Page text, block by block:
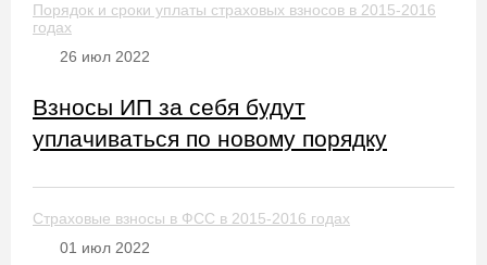
Порядок и сроки уплаты страховых взносов в 2015-2016
годах
26 июл 2022
Взносы ИП за себя будут
уплачиваться по новому порядку
Страховые взносы в ФСС в 2015-2016 годах
01 июл 2022